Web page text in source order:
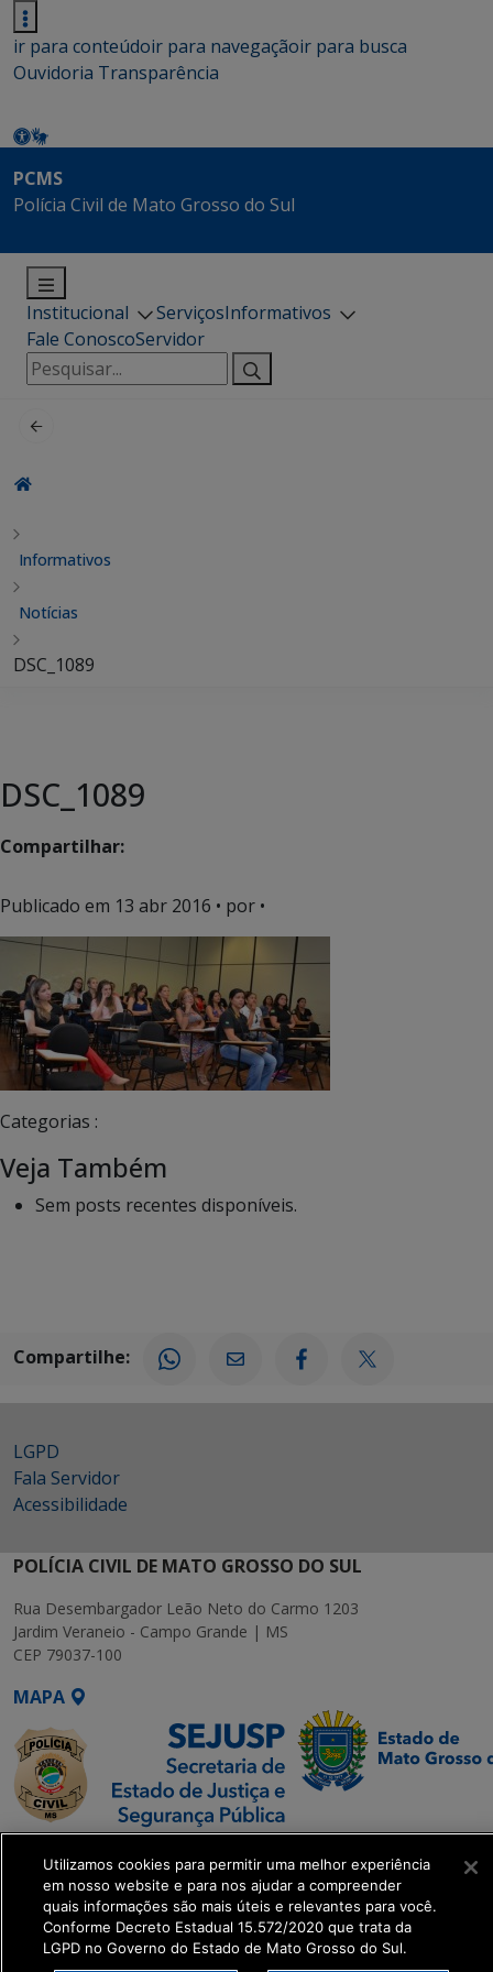
ir para conteúdoir para navegaçãoir para busca
Ouvidoria Transparência
PCMS
Polícia Civil de Mato Grosso do Sul
Institucional ServiçosInformativos
Fale ConoscoServidor
Pesquisar
por:
Informativos
Notícias
DSC_1089
DSC_1089
Compartilhar:
Publicado em 13 abr 2016 • por •
Categorias :
Veja Também
Sem posts recentes disponíveis.
Compartilhe:
LGPD
Fala Servidor
Acessibilidade
POLÍCIA CIVIL DE MATO GROSSO DO SUL
Rua Desembargador Leão Neto do Carmo 1203
Jardim Veraneio - Campo Grande | MS
CEP 79037-100
MAPA
SETDIG | Secretaria-
Executiva de
Transformação Digital
get_footer();
Utilizamos cookies para permitir uma melhor experiência
em nosso website e para nos ajudar a compreender
quais informações são mais úteis e relevantes para você.
Conforme Decreto Estadual 15.572/2020 que trata da
LGPD no Governo do Estado de Mato Grosso do Sul.